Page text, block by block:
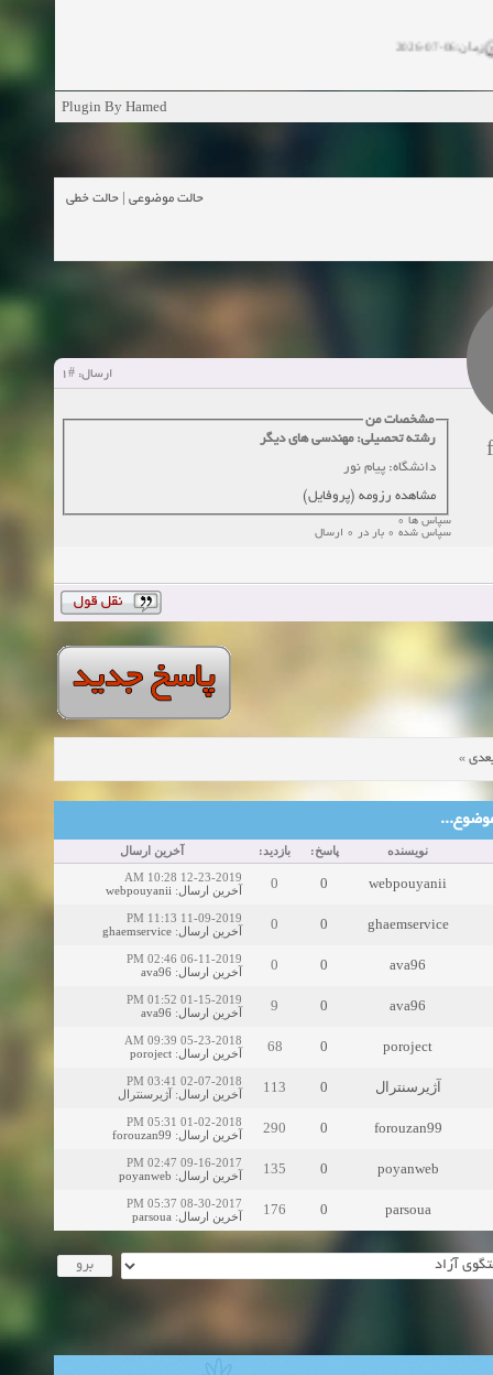
04-2025
زمان:11-11-2024
زمان:10-28-2024
زمان:10-13-2024
Plugin By Hamed
حالت موضوعی حالت خطی
ارسال: #1
مشخصات من
رشته تحصیلی: مهندسی های دیگر
دانشگاه: پیام نور
مشاهده رزومه (پروفایل)
سپاس ها 0
سپاس شده 0 بار در 0 ارسال
»
نویسنده پاسخ: بازدید: آخرین ارسال
webpouyanii
0
0
12-23-2019 10:28 AM
آخرین ارسال:
webpouyanii
ghaemservice
0
0
11-09-2019 11:13 PM
آخرین ارسال:
ghaemservice
ava96
0
0
06-11-2019 02:46 PM
آخرین ارسال:
ava96
ava96
0
9
01-15-2019 01:52 PM
آخرین ارسال:
ava96
poroject
0
68
05-23-2018 09:39 AM
آخرین ارسال:
poroject
آژیرسنترال 0
113
02-07-2018 03:41 PM
آخرین ارسال: آژیرسنترال
forouzan99
0
290
01-02-2018 05:31 PM
آخرین ارسال:
forouzan99
poyanweb
0
135
09-16-2017 02:47 PM
آخرین ارسال:
poyanweb
parsoua
0
176
08-30-2017 05:37 PM
آخرین ارسال:
parsoua